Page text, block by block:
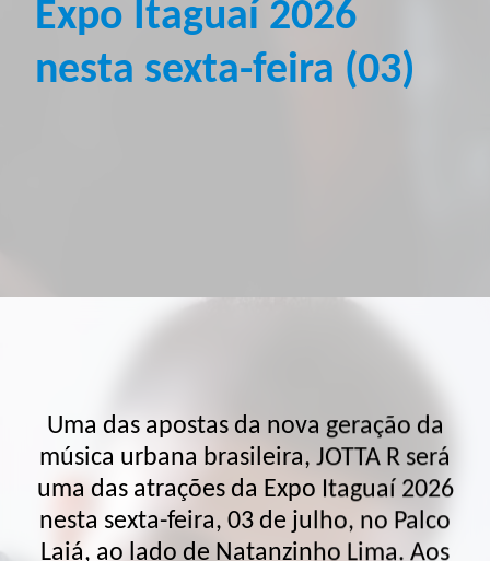
Expo Itaguaí 2026
nesta sexta-feira (03)
música urbana brasileira, JOTTA R será
uma das atrações da Expo Itaguaí 2026
nesta sexta-feira, 03 de julho, no Palco
Laiá, ao lado de Natanzinho Lima. Aos
21 anos, o cantor fluminense vem